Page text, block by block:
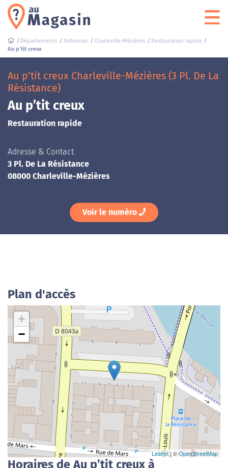
Départements Ardennes Charleville-Mézières
Restauration rapide
Au p’tit creux
Au p’tit creux Charleville-Mézières (3 Pl. De La
Résistance)
Au p’tit creux
Restauration rapide
Adresse & Contact
3 Pl. De La Résistance
08000 Charleville-Mézières
Voir le numéro
Plan d'accès
+
−
Leaflet| ©OpenStreetMap
Horaires de Au p’tit creux à